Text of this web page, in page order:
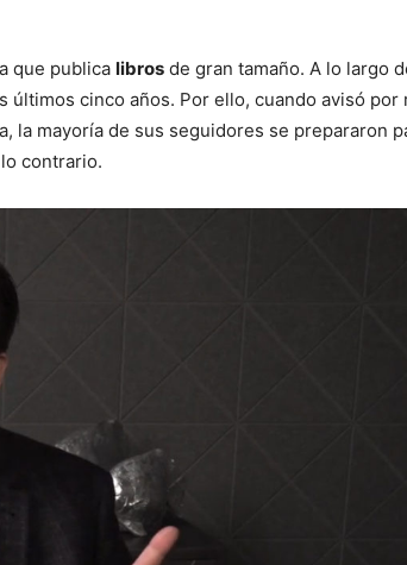
que publica libros de gran tamaño. A lo largo
últimos cinco años. Por ello, cuando avisó por
la mayoría de sus seguidores se prepararon
contrario.